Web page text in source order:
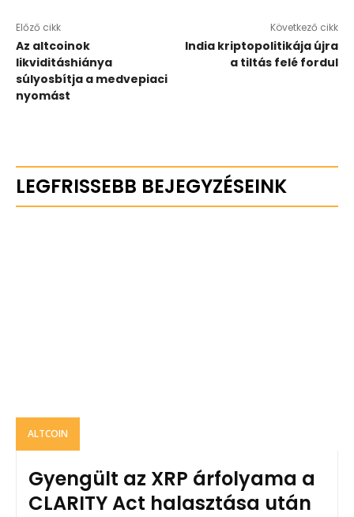
Előző cikk
Az altcoinok
likviditáshiánya
súlyosbítja a medvepiaci
nyomást
Következő cikk
India kriptopolitikája újra
a tiltás felé fordul
LEGFRISSEBB BEJEGYZÉSEINK
ALTCOIN
Gyengült az XRP árfolyama a
CLARITY Act halasztása után